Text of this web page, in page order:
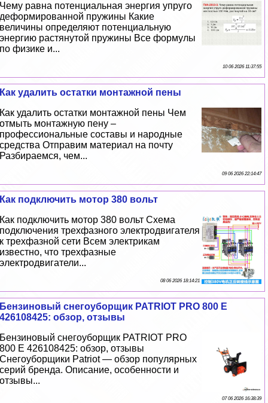
Чему равна потенциальная энергия упруго
деформированной пружины Какие
величины определяют потенциальную
энергию растянутой пружины Все формулы
по физике и...
10 06 2026 11:37:55
Как удалить остатки монтажной пены
Как удалить остатки монтажной пены Чем
отмыть монтажную пену –
профессиональные составы и народные
средства Отправим материал на почту
Разбираемся, чем...
09 06 2026 22:14:47
Как подключить мотор 380 вольт
Как подключить мотор 380 вольт Схема
подключения трехфазного электродвигателя
к трехфазной сети Всем электрикам
известно, что трехфазные
электродвигатели...
08 06 2026 18:14:21
Бензиновый снегоуборщик PATRIOT PRO 800 E
426108425: обзор, отзывы
Бензиновый снегоуборщик PATRIOT PRO
800 E 426108425: обзор, отзывы
Снегоуборщики Patriot — обзор популярных
серий бренда. Описание, особенности и
отзывы...
07 06 2026 16:38:39